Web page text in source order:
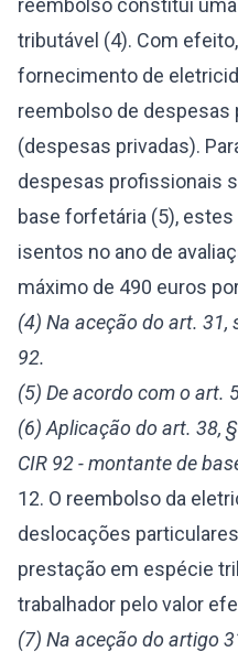
reembolso constitui
tributável (4). Com
fornecimento de
reembolso de despesas
(despesas privadas).
despesas profissionais
base forfetária (5),
isentos no ano de
máximo de 490 euros
(4) Na aceção do art. 31,
92.
(5) De acordo com o art.
(6) Aplicação do art. 38,
CIR 92 - montante de
12. O reembolso da
deslocações
prestação em espécie
trabalhador pelo valor
(7) Na aceção do artigo